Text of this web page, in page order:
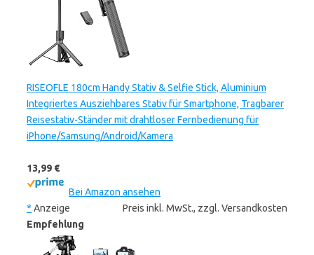
RISEOFLE 180cm Handy Stativ & Selfie Stick, Aluminium
Integriertes Ausziehbares Stativ für Smartphone, Tragbarer
Reisestativ-Ständer mit drahtloser Fernbedienung für
iPhone/Samsung/Android/Kamera
13,99 €
Bei Amazon ansehen
* Anzeige
Preis inkl. MwSt., zzgl. Versandkosten
Empfehlung